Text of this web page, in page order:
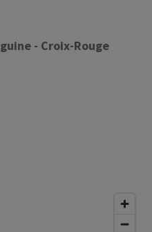
- Croix-Rouge